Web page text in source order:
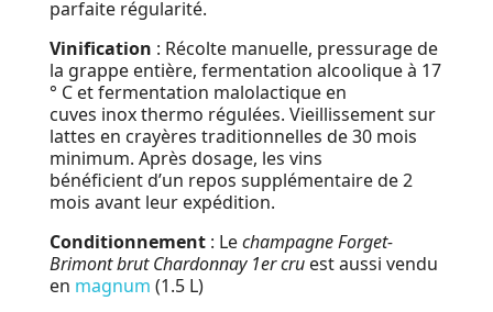
parfaite régularité.
Vinification : Récolte manuelle, pressurage de
la grappe entière, fermentation alcoolique à 17
° C et fermentation malolactique en
cuves inox thermo régulées. Vieillissement sur
lattes en crayères traditionnelles de 30 mois
minimum. Après dosage, les vins
bénéficient d’un repos supplémentaire de 2
mois avant leur expédition.
Conditionnement : Lechampagne Forget-
Brimont brut Chardonnay 1er cru est aussi vendu
en magnum (1.5 L)